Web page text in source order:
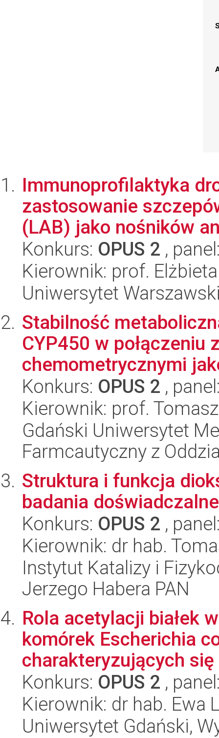
Immunoprofilaktyka
zastosowanie
(LAB) jako nośników
Konkurs: OPUS 2 ,
Kierownik: prof.
Uniwersytet
Stabilność
CYP450 w połączeniu
chemometrycznymi
Konkurs: OPUS 2 ,
Kierownik: prof.
Gdański Uniwersytet
Farmcautyczny z
Struktura i funkcja
badania
Konkurs: OPUS 2 ,
Kierownik: dr hab.
Instytut Katalizy i
Jerzego Habera PAN
Rola acetylacji białek
komórek Escherichia
charakteryzujących
Konkurs: OPUS 2 ,
Kierownik: dr hab. Ewa
Uniwersytet Gdański,